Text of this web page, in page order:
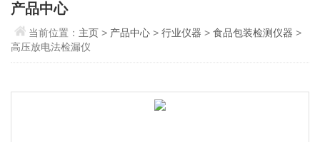
产品中心
当前位置： 主页> 产品中心 >行业仪器 >食品包装检测仪器 >
高压放电法检漏仪